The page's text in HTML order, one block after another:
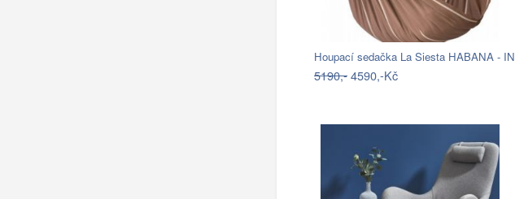
Houpací sedačka La Siesta HABANA - IN
5190,-4590,-Kč